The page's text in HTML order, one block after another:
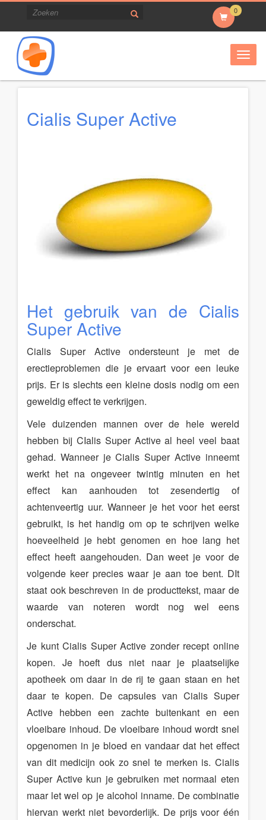
0
Cialis Super Active
Het gebruik van de Cialis
Super Active
Cialis Super Active ondersteunt je met de
erectieproblemen die je ervaart voor een leuke
prijs. Er is slechts een kleine dosis nodig om een
geweldig effect te verkrijgen.
Vele duizenden mannen over de hele wereld
hebben bij CIalis Super Active al heel veel baat
gehad. Wanneer je Cialis Super Active inneemt
werkt het na ongeveer twintig minuten en het
effect kan aanhouden tot zesendertig of
achtenveertig uur. Wanneer je het voor het eerst
gebruikt, is het handig om op te schrijven welke
hoeveelheid je hebt genomen en hoe lang het
effect heeft aangehouden. Dan weet je voor de
volgende keer precies waar je aan toe bent. DIt
staat ook beschreven in de producttekst, maar de
waarde van noteren wordt nog wel eens
onderschat.
Je kunt Cialis Super Active zonder recept online
kopen. Je hoeft dus niet naar je plaatselijke
apotheek om daar in de rij te gaan staan en het
daar te kopen. De capsules van Cialis Super
Active hebben een zachte buitenkant en een
vloeibare inhoud. De vloeibare inhoud wordt snel
opgenomen in je bloed en vandaar dat het effect
van dit medicijn ook zo snel te merken is. Cialis
Super Active kun je gebruiken met normaal eten
maar let wel op je alcohol inname. De combinatie
hiervan werkt niet bevorderlijk. De prijs voor één